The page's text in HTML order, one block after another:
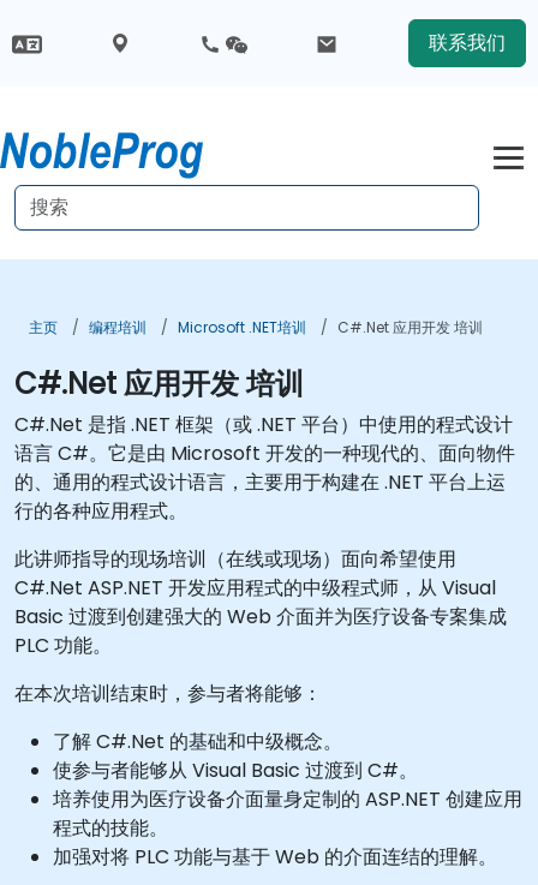
联系我们
主页 编程培训 Microsoft .NET培训 C#.Net 应用开发 培训
C#.Net 应用开发 培训
C#.Net 是指 .NET 框架（或 .NET 平台）中使用的程式设计
语言 C#。它是由 Microsoft 开发的一种现代的、面向物件
的、通用的程式设计语言，主要用于构建在 .NET 平台上运
行的各种应用程式。
此讲师指导的现场培训（在线或现场）面向希望使用
C#.Net ASP.NET 开发应用程式的中级程式师，从 Visual
Basic 过渡到创建强大的 Web 介面并为医疗设备专案集成
PLC 功能。
在本次培训结束时，参与者将能够：
了解 C#.Net 的基础和中级概念。
使参与者能够从 Visual Basic 过渡到 C#。
培养使用为医疗设备介面量身定制的 ASP.NET 创建应用
程式的技能。
加强对将 PLC 功能与基于 Web 的介面连结的理解。